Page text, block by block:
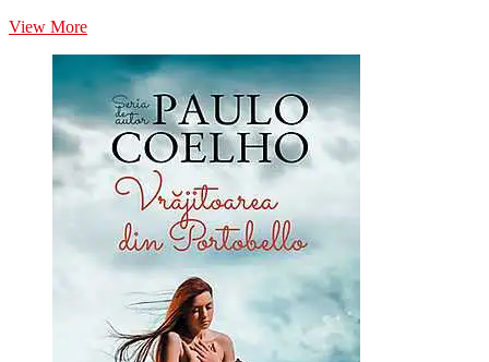
View MoreNoutăţi